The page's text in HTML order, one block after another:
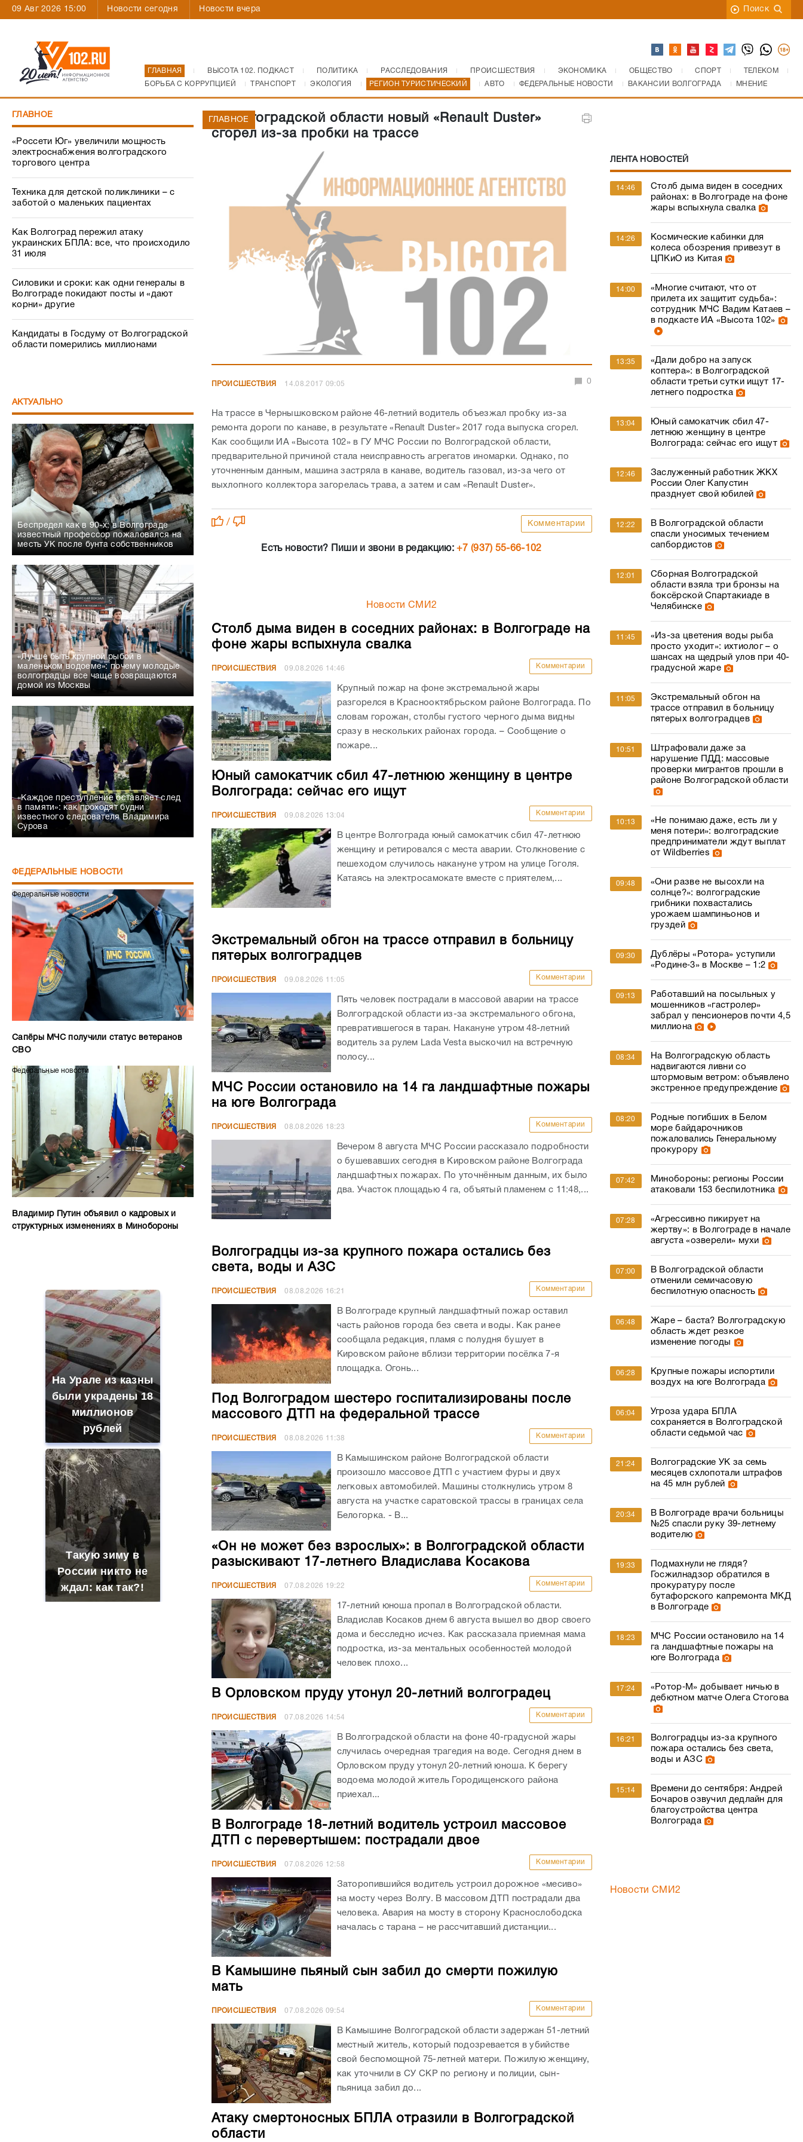
09 Авг 2026 15:00 Новости сегодня Новости вчера Поиск
ГЛАВНАЯ ВЫСОТА 102. ПОДКАСТ ПОЛИТИКА РАССЛЕДОВАНИЯ ПРОИСШЕСТВИЯ ЭКОНОМИКА ОБЩЕСТВО СПОРТ
ТЕЛЕКОМ
БОРЬБА С КОРРУПЦИЕЙ
ТРАНСПОРТ ЭКОЛОГИЯ РЕГИОН ТУРИСТИЧЕСКИЙ АВТО ФЕДЕРАЛЬНЫЕ НОВОСТИ ВАКАНСИИ ВОЛГОГРАДА МНЕНИЕ
ГЛАВНОЕ
«Россети Юг» увеличили мощность
электроснабжения волгоградского
торгового центра
Техника для детской поликлиники – с
заботой о маленьких пациентах
Как Волгоград пережил атаку
украинских БПЛА: все, что происходило
31 июля
Силовики и сроки: как одни генералы в
Волгограде покидают посты и «дают
корни» другие
Кандидаты в Госдуму от Волгоградской
области померились миллионами
АКТУАЛЬНО
Беспредел как в 90-х: в Волгограде
известный профессор пожаловался на
месть УК после бунта собственников
«Лучше быть крупной рыбой в
маленьком водоеме»: почему молодые
волгоградцы все чаще возвращаются
домой из Москвы
«Каждое преступление оставляет след
в памяти»: как проходят будни
известного следователя Владимира
Сурова
ФЕДЕРАЛЬНЫЕ НОВОСТИ
Федеральные новости
Сапёры МЧС получили статус ветеранов
СВО
Федеральные новости
Владимир Путин объявил о кадровых и
структурных изменениях в Минобороны
На Урале из казны
были украдены 18
миллионов
рублей
Такую зиму в
России никто не
ждал: как так?!
В Волгоградской области новый «Renault Duster»
сгорел из-за пробки на трассе
ГЛАВНОЕ
ПРОИСШЕСТВИЯ 14.08.2017 09:05 0
На трассе в Чернышковском районе 46-летний водитель объезжал пробку из-за
ремонта дороги по канаве, в результате «Renault Duster» 2017 года выпуска сгорел.
Как сообщили ИА «Высота 102» в ГУ МЧС России по Волгоградской области,
предварительной причиной стала неисправность агрегатов иномарки. Однако, по
уточненным данным, машина застряла в канаве, водитель газовал, из-за чего от
выхлопного коллектора загорелась трава, а затем и сам «Renault Duster».
/ Комментарии
Есть новости? Пиши и звони в редакцию:+7 (937) 55-66-102
Новости СМИ2
Столб дыма виден в соседних районах: в Волгограде на
фоне жары вспыхнула свалка
ПРОИСШЕСТВИЯ 09.08.2026 14:46 Комментарии
Крупный пожар на фоне экстремальной жары
разгорелся в Краснооктябрьском районе Волгограда. По
словам горожан, столбы густого черного дыма видны
сразу в нескольких районах города. – Сообщение о
пожаре...
Юный самокатчик сбил 47-летнюю женщину в центре
Волгограда: сейчас его ищут
ПРОИСШЕСТВИЯ 09.08.2026 13:04 Комментарии
В центре Волгограда юный самокатчик сбил 47-летнюю
женщину и ретировался с места аварии. Столкновение с
пешеходом случилось накануне утром на улице Гоголя.
Катаясь на электросамокате вместе с приятелем,...
Экстремальный обгон на трассе отправил в больницу
пятерых волгоградцев
ПРОИСШЕСТВИЯ 09.08.2026 11:05 Комментарии
Пять человек пострадали в массовой аварии на трассе
Волгоградской области из-за экстремального обгона,
превратившегося в таран. Накануне утром 48-летний
водитель за рулем Lada Vesta выскочил на встречную
полосу...
МЧС России остановило на 14 га ландшафтные пожары
на юге Волгограда
ПРОИСШЕСТВИЯ 08.08.2026 18:23 Комментарии
Вечером 8 августа МЧС России рассказало подробности
о бушевавших сегодня в Кировском районе Волгограда
ландшафтных пожарах. По уточнённым данным, их было
два. Участок площадью 4 га, объятый пламенем с 11:48,...
Волгоградцы из-за крупного пожара остались без
света, воды и АЗС
ПРОИСШЕСТВИЯ 08.08.2026 16:21 Комментарии
В Волгограде крупный ландшафтный пожар оставил
часть районов города без света и воды. Как ранее
сообщала редакция, пламя с полудня бушует в
Кировском районе вблизи территории посёлка 7-я
площадка. Огонь...
Под Волгоградом шестеро госпитализированы после
массового ДТП на федеральной трассе
ПРОИСШЕСТВИЯ 08.08.2026 11:38 Комментарии
В Камышинском районе Волгоградской области
произошло массовое ДТП с участием фуры и двух
легковых автомобилей. Машины столкнулись утром 8
августа на участке саратовской трассы в границах села
Белогорка. - В...
«Он не может без взрослых»: в Волгоградской области
разыскивают 17-летнего Владислава Косакова
ПРОИСШЕСТВИЯ 07.08.2026 19:22 Комментарии
17-летний юноша пропал в Волгоградской области.
Владислав Косаков днем 6 августа вышел во двор своего
дома и бесследно исчез. Как рассказала приемная мама
подростка, из-за ментальных особенностей молодой
человек плохо...
В Орловском пруду утонул 20-летний волгоградец
ПРОИСШЕСТВИЯ 07.08.2026 14:54 Комментарии
В Волгоградской области на фоне 40-градусной жары
случилась очередная трагедия на воде. Сегодня днем в
Орловском пруду утонул 20-летний юноша. К берегу
водоема молодой житель Городищенского района
приехал...
В Волгограде 18-летний водитель устроил массовое
ДТП с перевертышем: пострадали двое
ПРОИСШЕСТВИЯ 07.08.2026 12:58 Комментарии
Заторопившийся водитель устроил дорожное «месиво»
на мосту через Волгу. В массовом ДТП пострадали два
человека. Авария на мосту в сторону Краснослободска
началась с тарана – не рассчитавший дистанции...
В Камышине пьяный сын забил до смерти пожилую
мать
ПРОИСШЕСТВИЯ 07.08.2026 09:54 Комментарии
В Камышине Волгоградской области задержан 51-летний
местный житель, который подозревается в убийстве
свой беспомощной 75-летней матери. Пожилую женщину,
как уточнили в СУ СКР по региону и полиции, сын-
пьяница забил до...
Атаку смертоносных БПЛА отразили в Волгоградской
области
ЛЕНТА НОВОСТЕЙ
14:46
Столб дыма виден в соседних
районах: в Волгограде на фоне
жары вспыхнула свалка
14:26
Космические кабинки для
колеса обозрения привезут в
ЦПКиО из Китая
14:00
«Многие считают, что от
прилета их защитит судьба»:
сотрудник МЧС Вадим Катаев –
в подкасте ИА «Высота 102»
13:35
«Дали добро на запуск
коптера»: в Волгоградской
области третьи сутки ищут 17-
летнего подростка
13:04
Юный самокатчик сбил 47-
летнюю женщину в центре
Волгограда: сейчас его ищут
12:46
Заслуженный работник ЖКХ
России Олег Капустин
празднует свой юбилей
12:22
В Волгоградской области
спасли уносимых течением
сапбордистов
12:01
Сборная Волгоградской
области взяла три бронзы на
боксёрской Спартакиаде в
Челябинске
11:45
«Из-за цветения воды рыба
просто уходит»: ихтиолог – о
шансах на щедрый улов при 40-
градусной жаре
11:05
Экстремальный обгон на
трассе отправил в больницу
пятерых волгоградцев
10:51
Штрафовали даже за
нарушение ПДД: массовые
проверки мигрантов прошли в
районе Волгоградской области
10:13
«Не понимаю даже, есть ли у
меня потери»: волгоградские
предприниматели ждут выплат
от Wildberries
09:48
«Они разве не высохли на
солнце?»: волгоградские
грибники похвастались
урожаем шампиньонов и
груздей
09:30
Дублёры «Ротора» уступили
«Родине‑3» в Москве – 1:2
09:13
Работавший на посыльных у
мошенников «гастролер»
забрал у пенсионеров почти 4,5
миллиона
08:34
На Волгоградскую область
надвигаются ливни со
штормовым ветром: объявлено
экстренное предупреждение
08:20
Родные погибших в Белом
море байдарочников
пожаловались Генеральному
прокурору
07:42
Минобороны: регионы России
атаковали 153 беспилотника
07:28
«Агрессивно пикирует на
жертву»: в Волгограде в начале
августа «озверели» мухи
07:00
В Волгоградской области
отменили семичасовую
беспилотную опасность
06:48
Жаре – баста? Волгоградскую
область ждет резкое
изменение погоды
06:28
Крупные пожары испортили
воздух на юге Волгограда
06:04
Угроза удара БПЛА
сохраняется в Волгоградской
области седьмой час
21:24
Волгоградские УК за семь
месяцев схлопотали штрафов
на 45 млн рублей
20:34
В Волгограде врачи больницы
№25 спасли руку 39-летнему
водителю
19:33
Подмахнули не глядя?
Госжилнадзор обратился в
прокуратуру после
бутафорского капремонта МКД
в Волгограде
18:23
МЧС России остановило на 14
га ландшафтные пожары на
юге Волгограда
17:24
«Ротор‑М» добывает ничью в
дебютном матче Олега Стогова
16:21
Волгоградцы из-за крупного
пожара остались без света,
воды и АЗС
15:14
Времени до сентября: Андрей
Бочаров озвучил дедлайн для
благоустройства центра
Волгограда
Новости СМИ2